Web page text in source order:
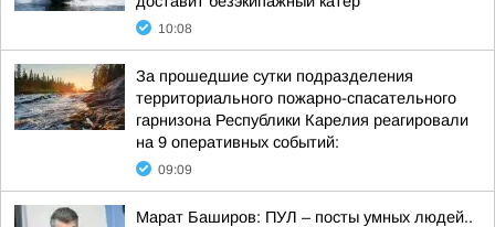
10:08
За прошедшие сутки подразделения
территориального пожарно-спасательного
гарнизона Республики Карелия реагировали
на 9 оперативных событий:
09:09
Марат Баширов: ПУЛ – посты умных людей..